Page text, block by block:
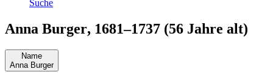
Suche
Anna Burger, 1681–1737 (56 Jahre alt)
Name
Anna Burger